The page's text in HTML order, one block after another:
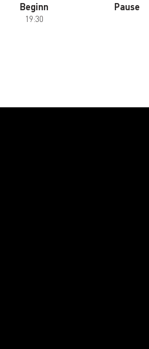
Beginn
19:30
Pause